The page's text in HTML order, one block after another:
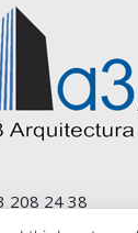
208 24 38